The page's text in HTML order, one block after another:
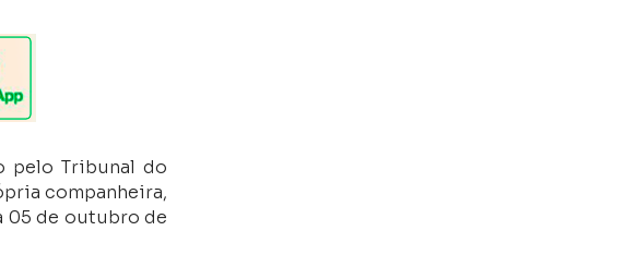
pelo Tribunal do
companheira,
05 de outubro de